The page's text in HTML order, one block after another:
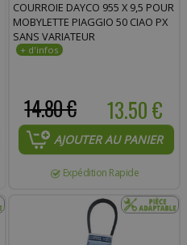
COURROIE DAYCO 955 X 9,5 POUR
MOBYLETTE PIAGGIO 50 CIAO PX
SANS VARIATEUR
13.50 €
14.80 €
AJOUTER AU PANIER
Expédition Rapide